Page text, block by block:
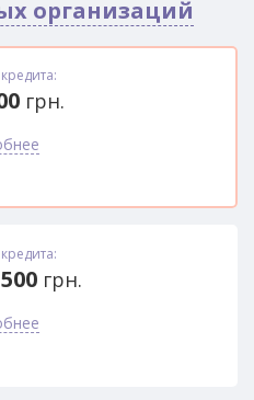
организаций
грн.
грн.